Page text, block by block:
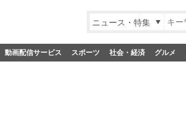
ニュース・特集
動画配信サービス スポーツ 社会・経済 グルメ